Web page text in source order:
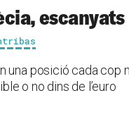
una posició cada cop
o no dins de l’euro